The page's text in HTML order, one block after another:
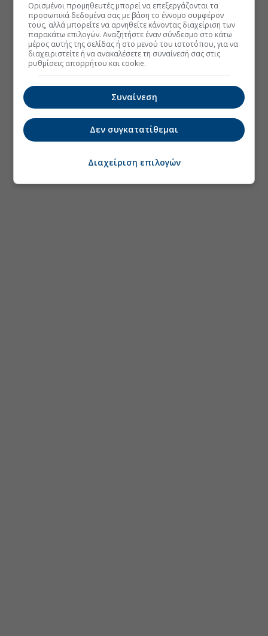
Ορισμένοι προμηθευτές μπορεί να επεξεργάζονται τα
προσωπικά δεδομένα σας με βάση το έννομο συμφέρον
τους, αλλά μπορείτε να αρνηθείτε κάνοντας διαχείριση των
παρακάτω επιλογών. Αναζητήστε έναν σύνδεσμο στο κάτω
μέρος αυτής της σελίδας ή στο μενού του ιστοτόπου, για να
διαχειριστείτε ή να ανακαλέσετε τη συναίνεσή σας στις
ρυθμίσεις απορρήτου και cookie.
Συναίνεση
Δεν συγκατατίθεμαι
Διαχείριση επιλογών